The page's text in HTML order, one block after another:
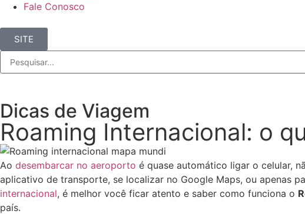
Fale Conosco
SITE
Dicas de Viagem
Roaming Internacional: o
Ao desembarcar no aeroporto é quase automático ligar o celular,
aplicativo de transporte, se localizar no Google Maps, ou apenas
internacional, é melhor você ficar atento e saber como funciona o
país.